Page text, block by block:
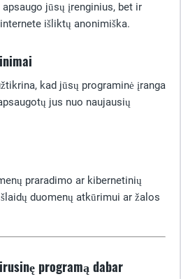
jūsų įrenginius, bet ir
išliktų anonimiška.
kad jūsų programinė įranga
jus nuo naujausių
praradimo ar kibernetinių
duomenų atkūrimui ar žalos
programą dabar